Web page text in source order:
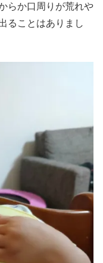
らか口周りが荒れや
ることはありまし